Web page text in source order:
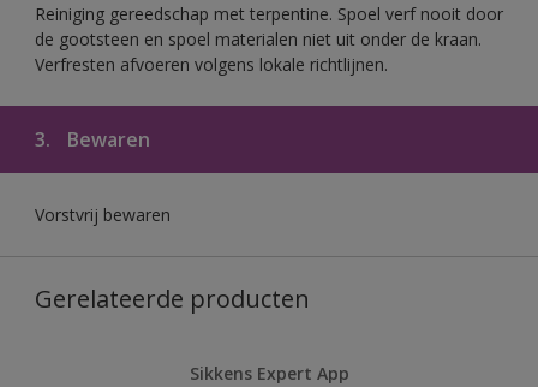
Reiniging gereedschap met terpentine. Spoel verf nooit door
de gootsteen en spoel materialen niet uit onder de kraan.
Verfresten afvoeren volgens lokale richtlijnen.
3. Bewaren
Vorstvrij bewaren
Gerelateerde producten
Sikkens Expert App